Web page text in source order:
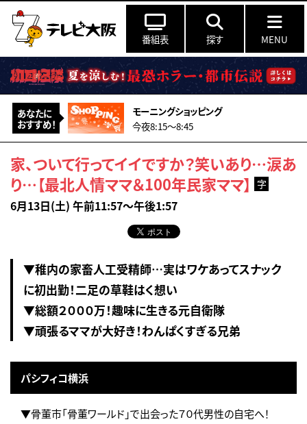
番組表 探す MENU
あなたに
おすすめ！
モーニングショッピング
今夜8:15〜8:45
家、ついて行ってイイですか？笑いあり…涙あ
り…【最北人情ママ＆100年民家ママ】
字
6月13日(土) 午前11:57～午後1:57
▼稚内の家畜人工受精師…実はワケあってスナック
に初出勤！二足の草鞋はく想い
▼総額２０００万！趣味に生きる元自衛隊
▼頑張るママが大好き！わんぱくすぎる兄弟
パシフィコ横浜
▼骨董市「骨董ワールド」で出会った７０代男性の自宅へ！